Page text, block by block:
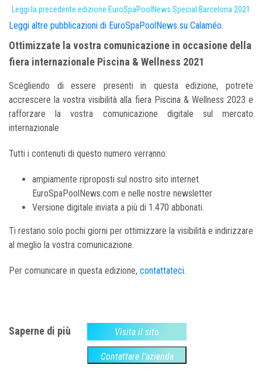
Leggi la precedente edizione EuroSpaPoolNews Special Barcelona 2021
Leggi altre pubblicazioni di EuroSpaPoolNews su Calaméo
Ottimizzate la vostra comunicazione in occasione della
fiera internazionale Piscina & Wellness 2021
Scegliendo di essere presenti in questa edizione, potrete
accrescere la vostra visibilità alla fiera Piscina & Wellness 2023 e
rafforzare la vostra comunicazione digitale sul mercato
internazionale
Tutti i contenuti di questo numero verranno:
ampiamente riproposti sul nostro sito internet
EuroSpaPoolNews.com e nelle nostre newsletter
Versione digitale inviata a più di 1.470 abbonati.
Ti restano solo pochi giorni per ottimizzare la visibilità e indirizzare
al meglio la vostra comunicazione.
Per comunicare in questa edizione, contattateci
Saperne di più Visita il sito
Contattare l'azienda